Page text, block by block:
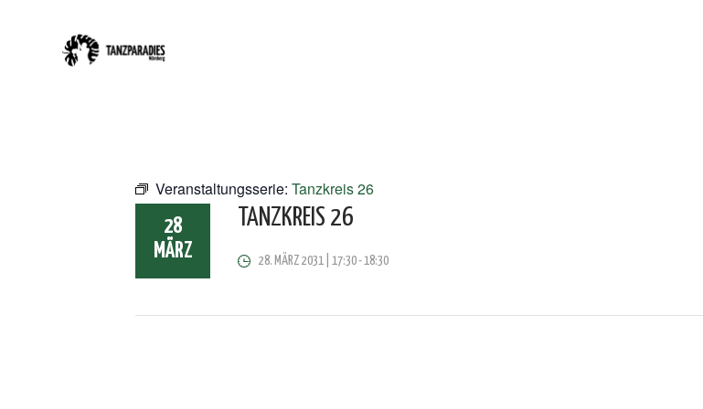
Veranstaltungsserie: Tanzkreis 26
28
MÄRZ
TANZKREIS 26
28. MÄRZ 2031 | 17:30-18:30